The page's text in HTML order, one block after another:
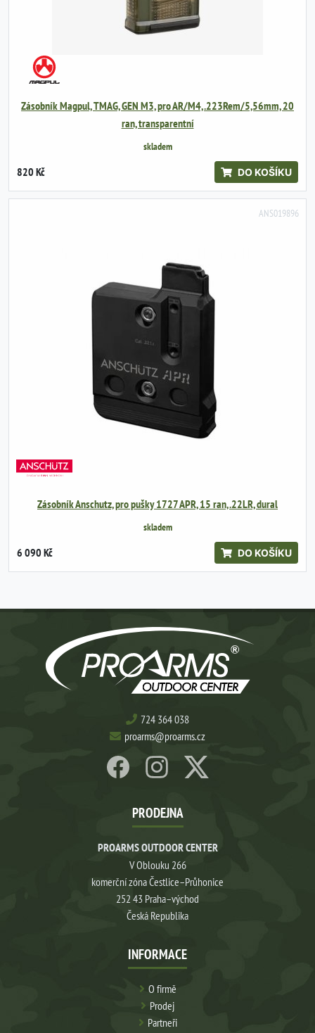
Zásobník Magpul, TMAG, GEN M3, pro AR/M4, .223Rem/5,56mm, 20
ran, transparentní
skladem
820 Kč DO KOŠÍKU
ANS019896
Zásobník Anschutz, pro pušky 1727 APR, 15 ran, .22LR, dural
skladem
6 090 Kč DO KOŠÍKU
724 364 038
proarms@proarms.cz
PRODEJNA
PROARMS OUTDOOR CENTER
V Oblouku 266
komerční zóna Čestlice–Průhonice
252 43 Praha–východ
Česká Republika
INFORMACE
O firmě
Prodej
Partneři